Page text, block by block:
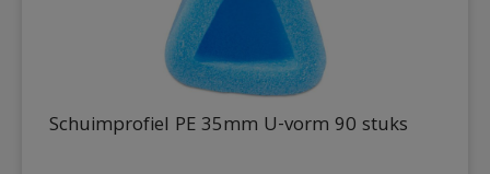
Schuimprofiel PE 35mm U-vorm 90 stuks